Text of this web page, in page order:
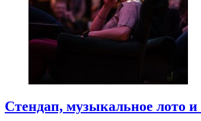
Стендап, музыкальное лото